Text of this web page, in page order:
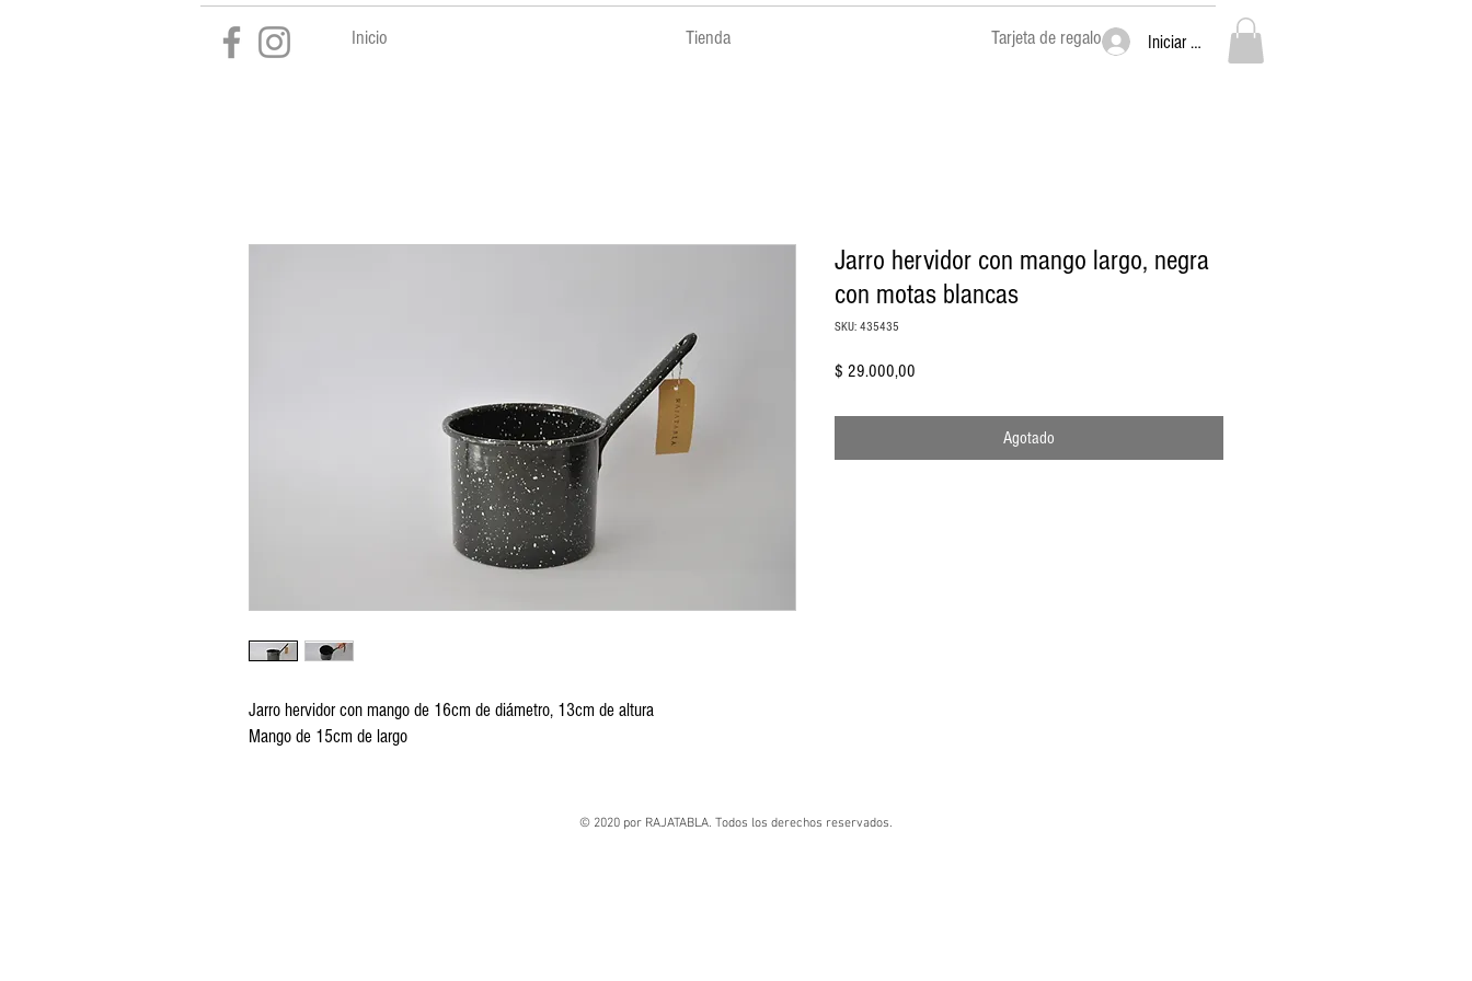
Inicio Tienda Tarjeta de regalo Iniciar sesión
Jarro hervidor con mango de 16cm de diámetro, 13cm de altura
Mango de 15cm de largo
Jarro hervidor con mango largo, negra
con motas blancas
SKU: 435435
$ 29.000,00
Agotado
© 2020 por RAJATABLA. Todos los derechos reservados.